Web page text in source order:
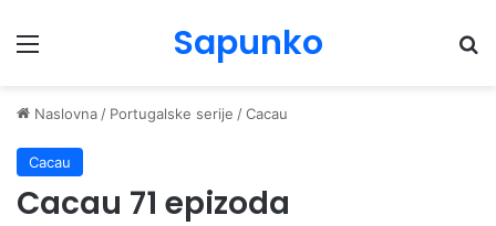
Menu Sapunko
Naslovna / Portugalske serije /Cacau
Cacau
Cacau 71 epizoda